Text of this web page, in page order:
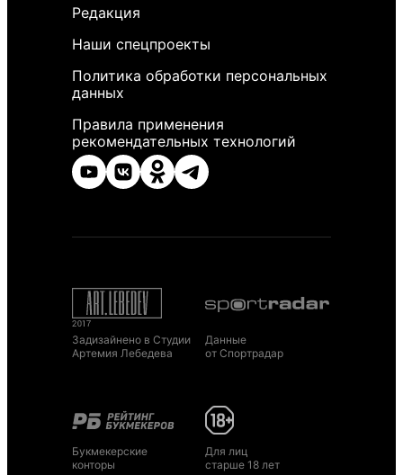
Редакция
Наши спецпроекты
Политика обработки персональных
данных
Правила применения
рекомендательных технологий
Задизайнено в Студии
Артемия Лебедева
Данные
от Спортрадар
Букмекерские
конторы
Для лиц
старше 18 лет